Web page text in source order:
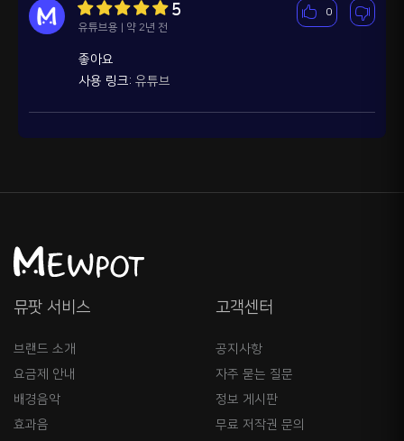
5
유튜브용 | 약 2년 전
0
좋아요
사용 링크: 유튜브
뮤팟 서비스
브랜드 소개
요금제 안내
배경음악
효과음
고객센터
공지사항
자주 묻는 질문
정보 게시판
무료 저작권 문의